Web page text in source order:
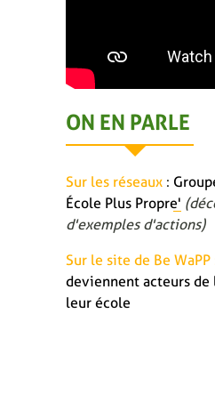
ON EN PARLE
Sur les réseaux :
École Plus Propre'
d'exemples d'actions)
Sur le site de Be WaPP
deviennent acteurs de
leur école